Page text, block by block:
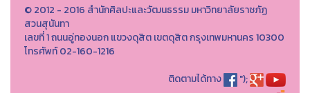
© 2012 - 2016 สำนักศิลปะและวัฒนธรรม มหาวิทยาลัยราชภัฏ
สวนสุนันทา
เลขที่ 1 ถนนอู่ทองนอก แขวงดุสิต เขตดุสิต กรุงเทพมหานคร 10300
โทรศัพท์ 02-160-1216
ติดตามได้ทาง
");